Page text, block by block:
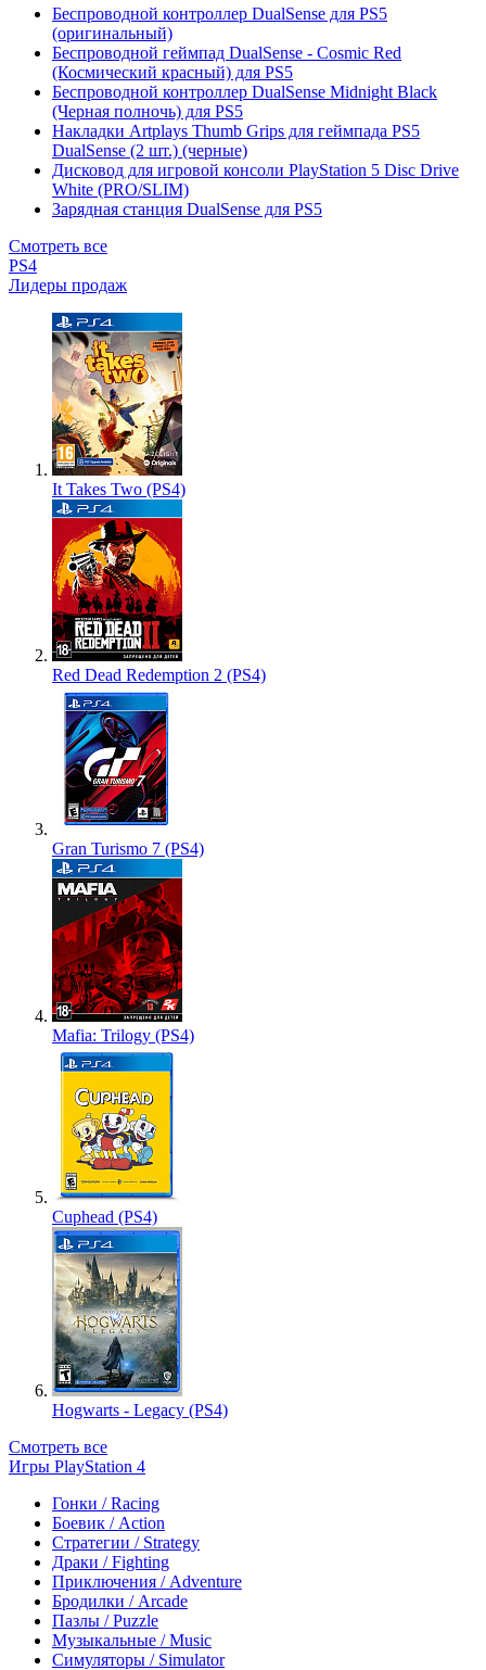
Беспроводной контроллер DualSense для PS5
(оригинальный)
Беспроводной геймпад DualSense - Cosmic Red
(Космический красный) для PS5
Беспроводной контроллер DualSense Midnight Black
(Черная полночь) для PS5
Накладки Artplays Thumb Grips для геймпада PS5
DualSense (2 шт.) (черные)
Дисковод для игровой консоли PlayStation 5 Disc Drive
White (PRO/SLIM)
Зарядная станция DualSense для PS5
Смотреть все
PS4
Лидеры продаж
It Takes Two (PS4)
Red Dead Redemption 2 (PS4)
Gran Turismo 7 (PS4)
Mafia: Trilogy (PS4)
Cuphead (PS4)
Hogwarts - Legacy (PS4)
Смотреть все
Игры PlayStation 4
Гонки / Racing
Боевик / Action
Стратегии / Strategy
Драки / Fighting
Приключения / Adventure
Бродилки / Arcade
Пазлы / Puzzle
Музыкальные / Music
Симуляторы / Simulator